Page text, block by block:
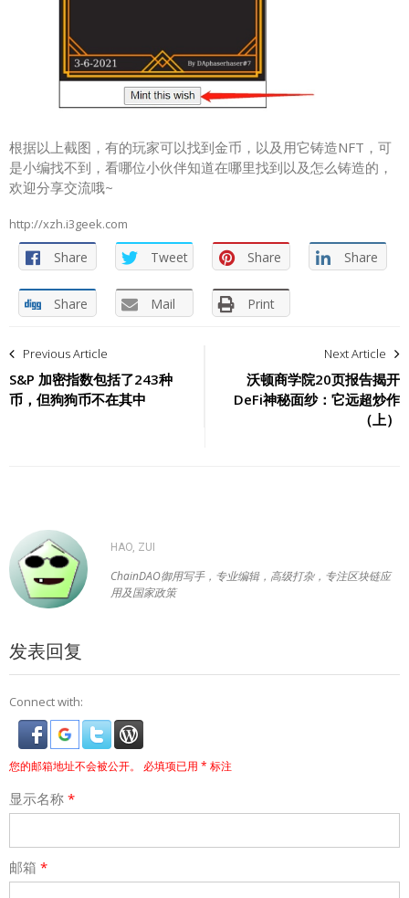
根据以上截图，有的玩家可以找到金币，以及用它铸造NFT，可
是小编找不到，看哪位小伙伴知道在哪里找到以及怎么铸造的，
欢迎分享交流哦~
http://xzh.i3geek.com
Share Tweet Share Share
Share Mail Print
章
导
Previous Article
S&P 加密指数包括了243种
币，但狗狗币不在其中
Next Article
沃顿商学院20页报告揭开
DeFi神秘面纱：它远超炒作
（上）
HAO, ZUI
ChainDAO御用写手，专业编辑，高级打杂，专注区块链应
用及国家政策
发表回复
Connect with:
您的邮箱地址不会被公开。 必填项已用 * 标注
显示名称 *
邮箱 *